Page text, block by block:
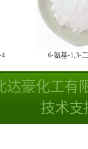
4 6-氨基-1,3-
达豪化工有
技术